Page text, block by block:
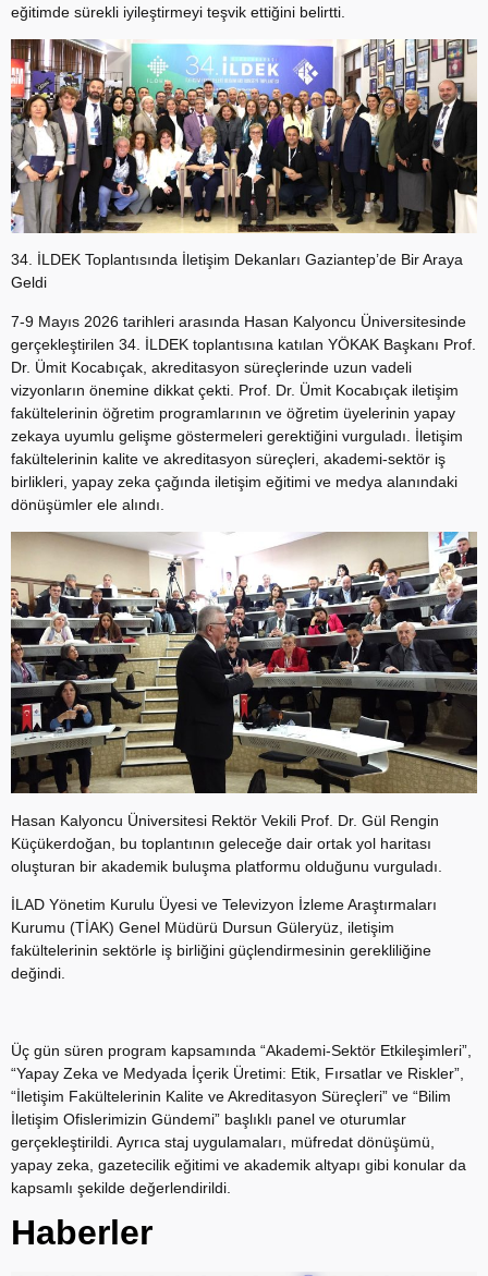
eğitimde sürekli iyileştirmeyi teşvik ettiğini belirtti.
34. İLDEK Toplantısında İletişim Dekanları Gaziantep’de Bir Araya
Geldi
7-9 Mayıs 2026 tarihleri arasında Hasan Kalyoncu Üniversitesinde
gerçekleştirilen 34. İLDEK toplantısına katılan YÖKAK Başkanı Prof.
Dr. Ümit Kocabıçak, akreditasyon süreçlerinde uzun vadeli
vizyonların önemine dikkat çekti. Prof. Dr. Ümit Kocabıçak iletişim
fakültelerinin öğretim programlarının ve öğretim üyelerinin yapay
zekaya uyumlu gelişme göstermeleri gerektiğini vurguladı. İletişim
fakültelerinin kalite ve akreditasyon süreçleri, akademi-sektör iş
birlikleri, yapay zeka çağında iletişim eğitimi ve medya alanındaki
dönüşümler ele alındı.
Hasan Kalyoncu Üniversitesi Rektör Vekili Prof. Dr. Gül Rengin
Küçükerdoğan, bu toplantının geleceğe dair ortak yol haritası
oluşturan bir akademik buluşma platformu olduğunu vurguladı.
İLAD Yönetim Kurulu Üyesi ve Televizyon İzleme Araştırmaları
Kurumu (TİAK) Genel Müdürü Dursun Güleryüz, iletişim
fakültelerinin sektörle iş birliğini güçlendirmesinin gerekliliğine
değindi.
Üç gün süren program kapsamında “Akademi-Sektör Etkileşimleri”,
“Yapay Zeka ve Medyada İçerik Üretimi: Etik, Fırsatlar ve Riskler”,
“İletişim Fakültelerinin Kalite ve Akreditasyon Süreçleri” ve “Bilim
İletişim Ofislerimizin Gündemi” başlıklı panel ve oturumlar
gerçekleştirildi. Ayrıca staj uygulamaları, müfredat dönüşümü,
yapay zeka, gazetecilik eğitimi ve akademik altyapı gibi konular da
kapsamlı şekilde değerlendirildi.
Haberler